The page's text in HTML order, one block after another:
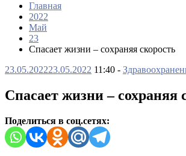
Главная
2022
Май
23
Спасает жизни – сохраняя скорость
23.05.202223.05.2022 11:40 -
Спасает жизни – сохраняя
Поделиться в соц.сетях: